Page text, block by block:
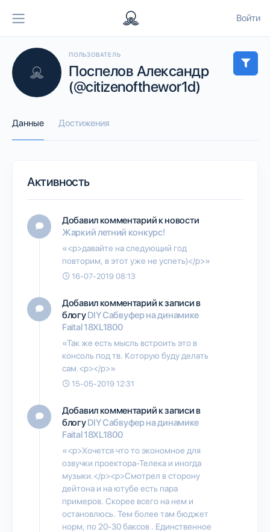
Войти
ПОЛЬЗОВАТЕЛЬ
Поспелов Александр
(@citizenofthewor1d)
Данные Достижения
Активность
Добавил комментарий к новости
Жаркий летний конкурс!
«<p>давайте на следующий год
повторим, в этот уже не успеть)</p>»
16-07-2019 08:13
Добавил комментарий к записи в
блогуDIY Сабвуфер на динамике
Faital 18XL1800
«Так же есть мысль встроить это в
консоль под тв. Которую буду делать
сам.<p></p>»
15-05-2019 12:31
Добавил комментарий к записи в
блогуDIY Сабвуфер на динамике
Faital 18XL1800
«<p>Хочется что то экономное для
озвучки проектора-Телека и иногда
музыки.</p><p>Смотрел в сторону
дейтона и на ютубе есть пара
примеров. Скорее всего на нем и
остановлюсь. Тем более там бюджет
норм, по 20-30 баксов . Единственное